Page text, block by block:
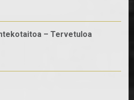
– Tervetuloa